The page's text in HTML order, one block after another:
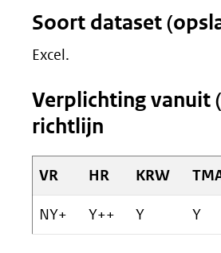
Soort dataset
Excel.
Verplichting vanuit
richtlijn
VR HR KRW
NY+ Y++ Y Y